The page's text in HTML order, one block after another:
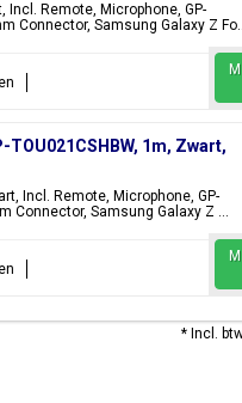
Incl. Remote, Microphone, GP-
Connector, Samsung Galaxy Z
1m, Zwart,
Incl. Remote, Microphone, GP-
Connector, Samsung Galaxy Z ...
* Incl.